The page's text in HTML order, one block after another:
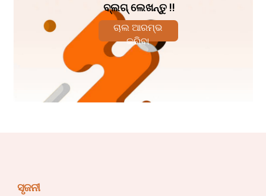
ବ୍ଲଗ୍ ଲେଖନ୍ତୁ !!
ଚାଲ ଆରମ୍ଭ
କରିବା
ସୃଜନୀ